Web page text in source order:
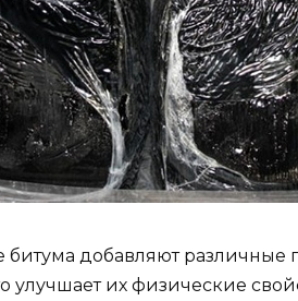
битума добавляют различные
улучшает их физические